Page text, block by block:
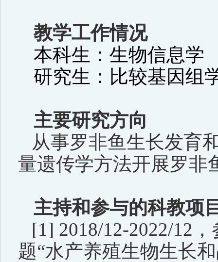
教学工作情况
本科生：生物信息学
研究生：比较基因组
主要研究方向
从事罗非鱼生长发育
量遗传学方法开展罗非
主持和参与的科教项
[1] 2018/12-2022/12
题“水产养殖生物生长